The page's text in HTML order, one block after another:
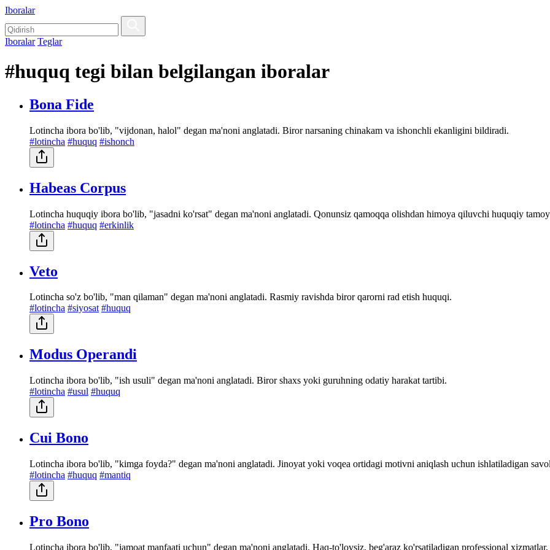
Iboralar
Iboralar Teglar
#huquq tegi bilan belgilangan iboralar
Bona Fide
Lotincha ibora bo'lib, "vijdonan, halol" degan ma'noni anglatadi. Biror narsaning chinakam va ishonchli ekanligini bildiradi.
#lotincha #huquq #ishonch
Habeas Corpus
Lotincha huquqiy ibora bo'lib, "jasadni ko'rsat" degan ma'noni anglatadi. Qonunsiz qamoqqa olishdan himoya qiluvchi huquqiy
#lotincha #huquq #erkinlik
Veto
Lotincha so'z bo'lib, "man qilaman" degan ma'noni anglatadi. Rasmiy ravishda biror qarorni rad etish huquqi.
#lotincha #siyosat #huquq
Modus Operandi
Lotincha ibora bo'lib, "ish usuli" degan ma'noni anglatadi. Biror shaxs yoki guruhning odatiy harakat tartibi.
#lotincha #usul #huquq
Cui Bono
Lotincha ibora bo'lib, "kimga foyda?" degan ma'noni anglatadi. Jinoyat yoki voqea ortidagi motivni aniqlash uchun ishlatiladigan
#lotincha #huquq #mantiq
Pro Bono
Lotincha ibora bo'lib, "jamoat manfaati uchun" degan ma'noni anglatadi. Haq-to'lovsiz, beg'araz ko'rsatiladigan professional